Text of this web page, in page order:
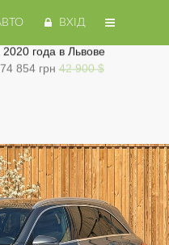
ВХІД
Benz/GLC-Class
года в Львове
854 грн 42 900 $